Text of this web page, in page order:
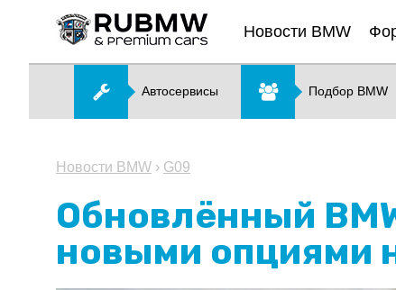
Новости BMW
Автосервисы Подбор BMW
Новости BMW › G09
Обновлённый
новыми опциями